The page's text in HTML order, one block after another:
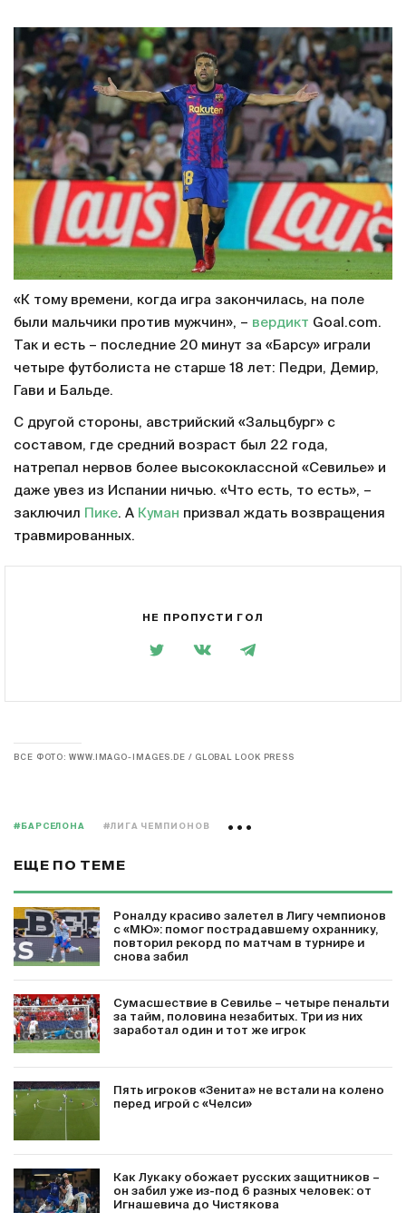
«К тому времени, когда игра закончилась, на поле
были мальчики против мужчин», – вердикт Goal.com.
Так и есть – последние 20 минут за «Барсу» играли
четыре футболиста не старше 18 лет: Педри, Демир,
Гави и Бальде.
С другой стороны, австрийский «Зальцбург» с
составом, где средний возраст был 22 года,
натрепал нервов более высококлассной «Севилье» и
даже увез из Испании ничью. «Что есть, то есть», –
заключил Пике. А Куман призвал ждать возвращения
травмированных.
НЕ ПРОПУСТИ ГОЛ
ВСЕ ФОТО: WWW.IMAGO-IMAGES.DE / GLOBAL LOOK PRESS
#БАРСЕЛОНА #ЛИГА ЧЕМПИОНОВ
ЕЩЕ ПО ТЕМЕ
Роналду красиво залетел в Лигу чемпионов
с «МЮ»: помог пострадавшему охраннику,
повторил рекорд по матчам в турнире и
снова забил
Сумасшествие в Севилье – четыре пенальти
за тайм, половина незабитых. Три из них
заработал один и тот же игрок
Пять игроков «Зенита» не встали на колено
перед игрой с «Челси»
Как Лукаку обожает русских защитников –
он забил уже из-под 6 разных человек: от
Игнашевича до Чистякова